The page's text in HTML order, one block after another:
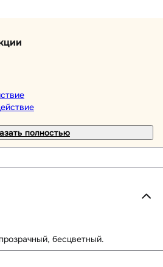
полностью
прозрачный, бесцветный.